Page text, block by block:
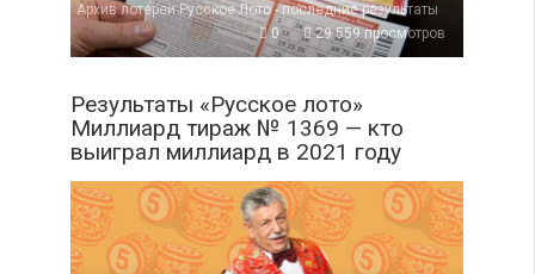
Архив лотереи Русское Лото - последние результаты
0
29 559 просмотров
Результаты «Русское лото»
Миллиард тираж № 1369 — кто
выиграл миллиард в 2021 году